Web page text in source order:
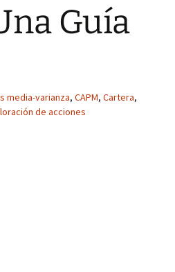
Guía
media-varianza, CAPM, Cartera,
de acciones